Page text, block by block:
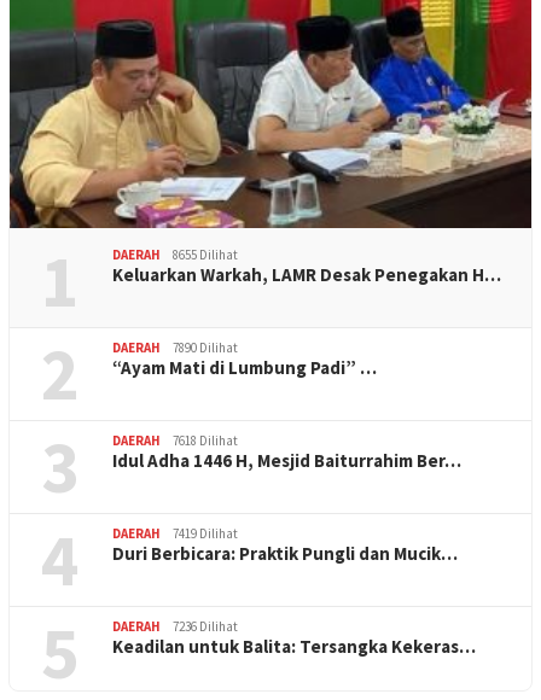
1 DAERAH 8655 Dilihat
Keluarkan Warkah, LAMR Desak Penegakan H…
2 DAERAH 7890 Dilihat
“Ayam Mati di Lumbung Padi” …
3 DAERAH 7618 Dilihat
Idul Adha 1446 H, Mesjid Baiturrahim Ber…
4 DAERAH 7419 Dilihat
Duri Berbicara: Praktik Pungli dan Mucik…
5 DAERAH 7236 Dilihat
Keadilan untuk Balita: Tersangka Kekeras…